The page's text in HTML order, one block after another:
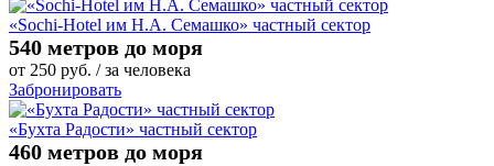
«Sochi-Hotel им Н.А. Семашко» частный сектор
540 метров до моря
от 250 руб. / за человека
Забронировать
«Бухта Радости» частный сектор
460 метров до моря